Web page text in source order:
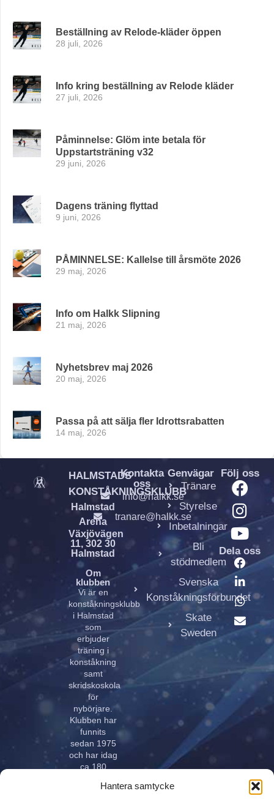
Hantera samtycke
Beställning av Relode-kläder öppen
28 juli, 2026
Info kring beställning av Relode kläder
27 juli, 2026
Påminnelse: Glöm inte betala för
Uppstartsträning v32
29 juni, 2026
Dagens träning flyttad
9 juni, 2026
PÅMINNELSE: Kallelse till årsmöte 2026
29 maj, 2026
Info om Halkk Slipning
21 maj, 2026
Nyhetsbrev maj 2026
20 maj, 2026
Passa på att sälja fler Idrottsrabatten
14 maj, 2026
HALMSTADS
KONSTÅKNINGSKLUBB
Halmstad
Arena
Växjövägen
11, 302 30
Halmstad
Om
klubben
Vi är en
konståkningsklubb
i Halmstad
som
erbjuder
träning i
konståkning
samt
skridskoskola
för
nybörjare.
Klubben har
funnits
sedan 1975
och har idag
ca 180
i alla åldrar.
Kontakta
oss
info@halkk.se
tranare@halkk.se
Genvägar
Tränare
Styrelse
Inbetalningar
Bli
stödmedlem
Svenska
Konståkningsförbundet
Skate
Sweden
Följ oss
Dela oss